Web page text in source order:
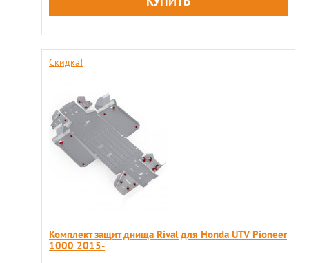
Скидка!
Комплект защит днища Rival для Honda UTV Pioneer
1000 2015-